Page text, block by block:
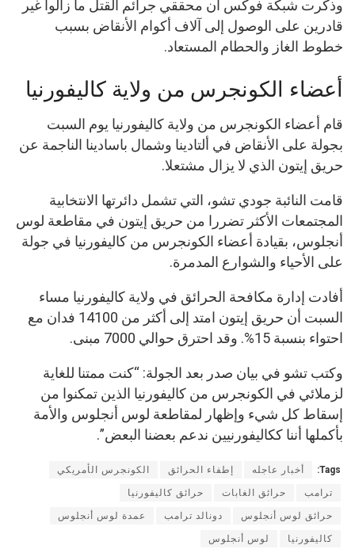
وذكرت شبكة فوكس أن محققي جرائم القتل ما زالوا غير
قادرين على الوصول إلى آلاف أكوام الأنقاض بسبب
خطوط الغاز والحطام المستعاد.
أعضاء الكونجرس من ولاية كاليفورنيا
قام أعضاء الكونجرس من ولاية كاليفورنيا يوم السبت
بجولة على الأنقاض في ألتادينا وشمال باسادينا الناجمة عن
حريق إيتون الذي لا يزال مشتعلا.
قامت النائبة جودي تشو، التي تشمل دائرتها الانتخابية
المجتمعات الأكثر تضررا من حريق إيتون في مقاطعة لوس
أنجلوس، بقيادة أعضاء الكونجرس من كاليفورنيا في جولة
على الأحياء والشوارع المدمرة.
أفادت إدارة مكافحة الحرائق في ولاية كاليفورنيا مساء
السبت أن حريق إيتون امتد إلى أكثر من 14100 فدان مع
احتواء بنسبة 15%. وقد احترق حوالي 7000 مبنى.
وكتب تشو في بيان صدر بعد الجولة: “كنت ممتنا للغاية
لزملائي في الكونجرس من كاليفورنيا الذين تمكنوا من
إسقاط كل شيء وإظهار لمقاطعة لوس أنجلوس والأمة
بأكملها أننا ككاليفورنيين ندعم بعضنا البعض”.
Tags: أخبار عاجله إطفاء الحرائق الكونجرس الأمريكي
ترامب حرائق الغابات حرائق كاليفورنيا
حرائق لوس أنجلوس دونالد ترامب عمدة لوس أنجلوس
كاليفورنيا لوس أنجلوس